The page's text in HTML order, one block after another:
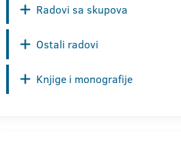
Radovi sa skupova
Ostali radovi
Knjige i monografije